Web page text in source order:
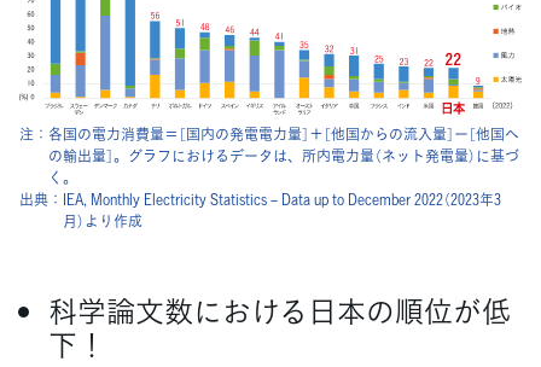
注： 各国の電力消費量＝［国内の発電電力量］＋［他国からの流入量］ー［他国へ
の輸出量］。グラフにおけるデータは、所内電力量（ネット発電量）に基づ
く。
出典： IEA, Monthly Electricity Statistics – Data up to December 2022（2023年3
月）より作成
科学論文数における日本の順位が低
下！